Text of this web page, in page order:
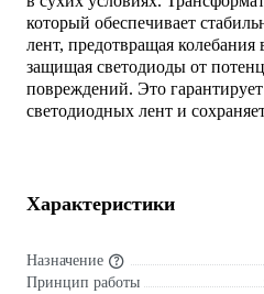
который обеспечивает
лент, предотвращая
защищая светодиоды от
повреждений. Это
светодиодных лент и
Характеристики
Назначение
Принцип работы